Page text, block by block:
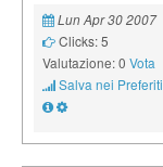
Lun Apr 30 2007
Clicks: 5
Valutazione: 0 Vota
Salva nei Preferiti